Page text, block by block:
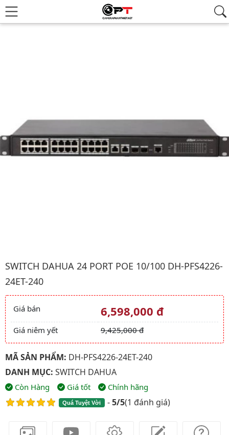
SWITCH DAHUA 24 PORT POE 10/100 DH-PFS4226-
24ET-240
Giá và khuyến mãi
Giá bán 6,598,000 đ
Giá niêm yết 9,425,000 đ
MÃ SẢN PHẨM: DH-PFS4226-24ET-240
DANH MỤC: SWITCH DAHUA
Còn Hàng Giá tốt Chính hãng
Quá Tuyệt Vời -5/5(1 đánh giá)